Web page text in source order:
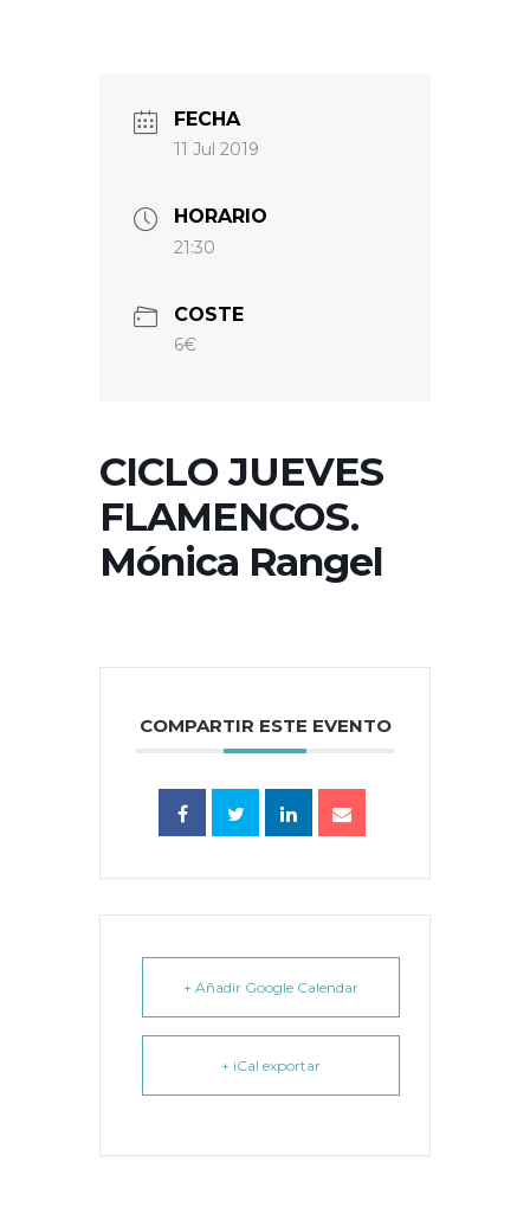
FECHA
11 Jul 2019
HORARIO
21:30
COSTE
6€
CICLO JUEVES
FLAMENCOS.
Mónica Rangel
COMPARTIR ESTE EVENTO
+ Añadir Google Calendar
+ iCal exportar